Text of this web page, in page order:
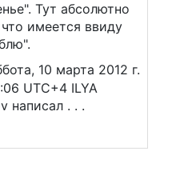
Тут абсолютно
имеется ввиду
10 марта 2012 г.
UTC+4 ILYA
написал . . .